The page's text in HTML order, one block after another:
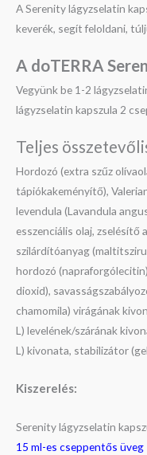
A Serenity lágyzselatin
keverék, segít feloldani,
A doTERRA
Vegyünk be 1-2
lágyzselatin kapszula 2
Teljes
Hordozó (extra szűz
tápiókakeményítő),
levendula (Lavandula
esszenciális olaj, zselésítő
szilárdítóanyag
hordozó
dioxid),
chamomila) virágának
L) levelének/szárának
L) kivonata, stabilizátor
Kiszerelés:
Serenity lágyzselatin
15 ml-es cseppentős üveg